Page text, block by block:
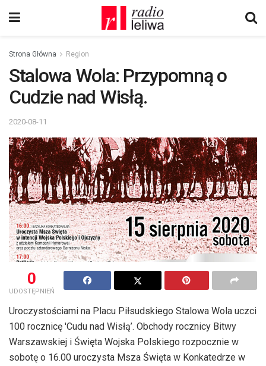
Strona Główna Region
Stalowa Wola: Przypomną o
Cudzie nad Wisłą.
2020-08-11
0
UDOSTĘPNIEŃ
Uroczystościami na Placu Piłsudskiego Stalowa Wola uczci
100 rocznicę 'Cudu nad Wisłą’. Obchody rocznicy Bitwy
Warszawskiej i Święta Wojska Polskiego rozpocznie w
sobotę o 16.00 uroczysta Msza Święta w Konkatedrze w